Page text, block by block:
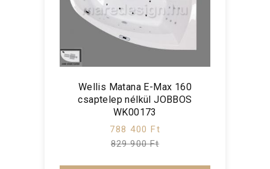
Wellis Matana E-Max 160
csaptelep nélkül JOBBOS
WK00173
788 400 Ft
829 900 Ft